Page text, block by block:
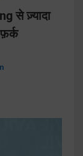
से ज़्यादा